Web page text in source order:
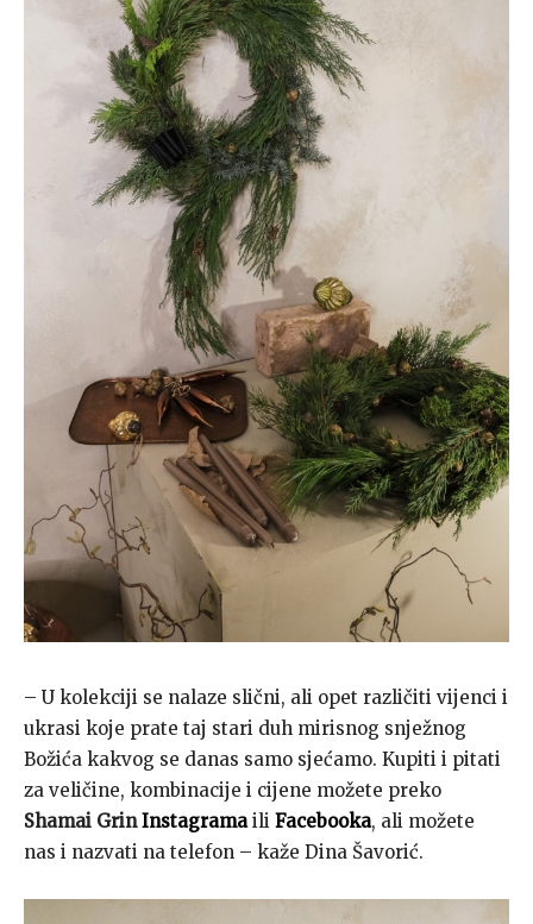
– U kolekciji se nalaze slični, ali opet različiti vijenci i
ukrasi koje prate taj stari duh mirisnog snježnog
Božića kakvog se danas samo sjećamo. Kupiti i pitati
za veličine, kombinacije i cijene možete preko
Shamai GrinInstagramaili Facebooka, ali možete
nas i nazvati na telefon – kaže Dina Šavorić.